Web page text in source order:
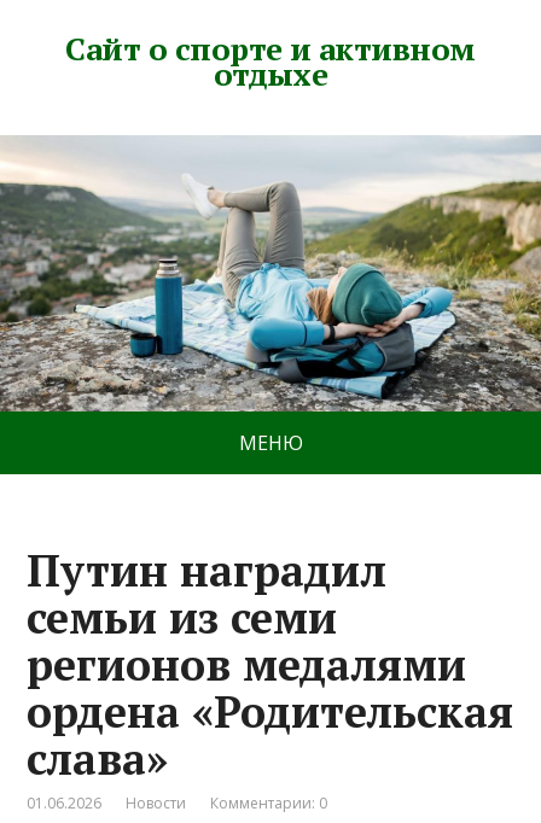
Сайт о спорте и активном
отдыхе
МЕНЮ
Путин наградил
семьи из семи
регионов медалями
ордена «Родительская
слава»
01.06.2026 Новости Комментарии: 0